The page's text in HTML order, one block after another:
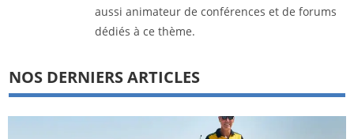
aussi animateur de conférences et de forums
dédiés à ce thème.
NOS DERNIERS ARTICLES